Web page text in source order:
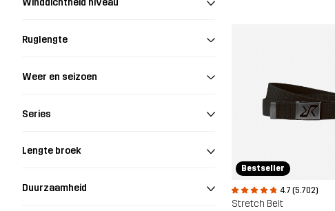
Winddichtheid niveau
Ruglengte
Weer en seizoen
Series
Lengte broek
Duurzaamheid
Bestseller
4.7 (5.702)
Stretch Belt